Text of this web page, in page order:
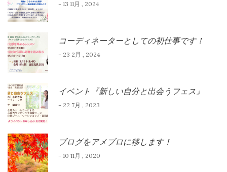
- 13 11月 , 2024
コーディネーターとしての初仕事です！
- 23 2月 , 2024
イベント『新しい自分と出会うフェス』
- 22 7月 , 2023
ブログをアメブロに移します！
- 10 11月 , 2020